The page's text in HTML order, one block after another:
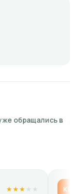
обращались в
Kateryna Polishchuk